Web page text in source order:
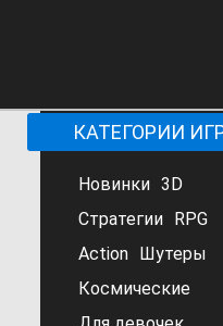
КАТЕГОРИИ
Новинки 3D
Стратегии
RPG
Action
Шутеры
Космические